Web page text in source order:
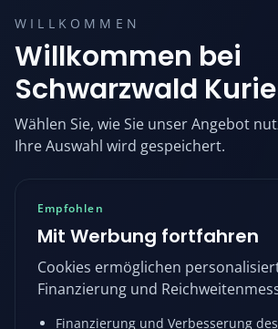
WILLKOMMEN
Willkommen bei
Schwarzwald
Wählen Sie, wie Sie unser Angebot
Ihre Auswahl wird gespeichert.
Empfohlen
Mit Werbung fortfahren
Cookies ermöglichen
Finanzierung und
Finanzierung und Verbesserung